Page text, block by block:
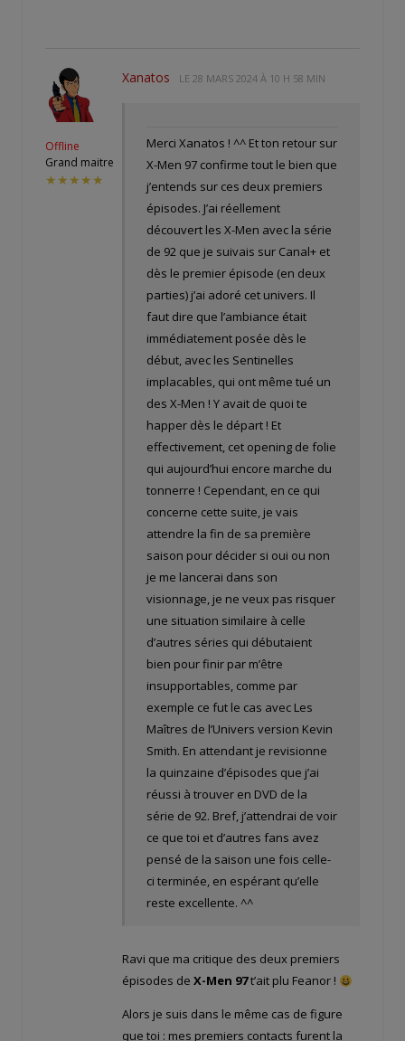
Offline
Grand maitre
★★★★★
Xanatos LE 28 MARS 2024 À 10 H 58 MIN
Merci Xanatos ! ^^ Et ton retour sur
X-Men 97 confirme tout le bien que
j’entends sur ces deux premiers
épisodes. J’ai réellement
découvert les X-Men avec la série
de 92 que je suivais sur Canal+ et
dès le premier épisode (en deux
parties) j’ai adoré cet univers. Il
faut dire que l’ambiance était
immédiatement posée dès le
début, avec les Sentinelles
implacables, qui ont même tué un
des X-Men ! Y avait de quoi te
happer dès le départ ! Et
effectivement, cet opening de folie
qui aujourd’hui encore marche du
tonnerre ! Cependant, en ce qui
concerne cette suite, je vais
attendre la fin de sa première
saison pour décider si oui ou non
je me lancerai dans son
visionnage, je ne veux pas risquer
une situation similaire à celle
d’autres séries qui débutaient
bien pour finir par m’être
insupportables, comme par
exemple ce fut le cas avec Les
Maîtres de l’Univers version Kevin
Smith. En attendant je revisionne
la quinzaine d’épisodes que j’ai
réussi à trouver en DVD de la
série de 92. Bref, j’attendrai de voir
ce que toi et d’autres fans avez
pensé de la saison une fois celle-
ci terminée, en espérant qu’elle
reste excellente. ^^
Ravi que ma critique des deux premiers
épisodes de X-Men 97t’ait plu Feanor !
Alors je suis dans le même cas de figure
que toi : mes premiers contacts furent la